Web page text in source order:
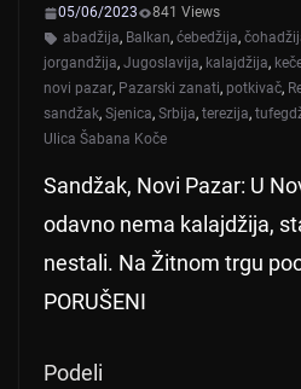
05/06/2023
841 Views
abadžija, Balkan, ćebedžija,
jorgandžija, Jugoslavija, kalajdžija,
novi pazar, Pazarski zanati, potkivač,
sandžak, Sjenica, Srbija, terezija,
Ulica Šabana Koče
Sandžak, Novi Pazar: U
odavno nema kalajdžija,
nestali. Na Žitnom trgu
PORUŠENI
Podeli